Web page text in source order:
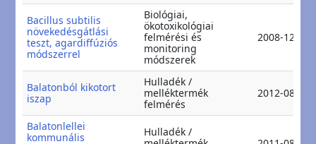
Bacillus subtilis
növekedésgátlási
teszt, agardiffúziós
módszerrel
Biológiai,
ökotoxikológiai
felmérési és
monitoring
módszerek
2008-12-17
Balatonból kikotort
iszap
Hulladék /
melléktermék
felmérés
2012-08-20
Balatonlellei
kommunális
Hulladék /